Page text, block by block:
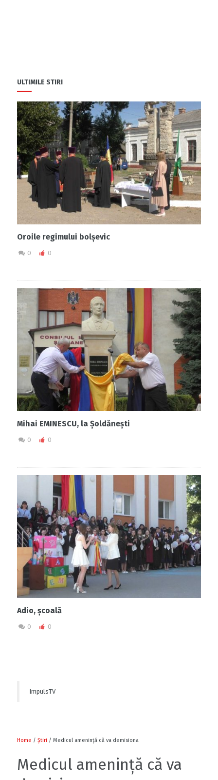
Să ne fiți sănătoși
1
ULTIMILE STIRI
Oroile regimului bolșevic
0 0
Mihai EMINESCU, la Șoldănești
0 0
Adio, școală
0 0
ImpulsTV
Home / Știri / Medicul amenință că va demisiona
Medicul amenință că va